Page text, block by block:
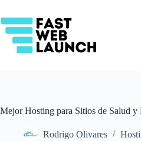
al
contenido
Mejor Hosting para Sitios de Salud y
Rodrigo Olivares